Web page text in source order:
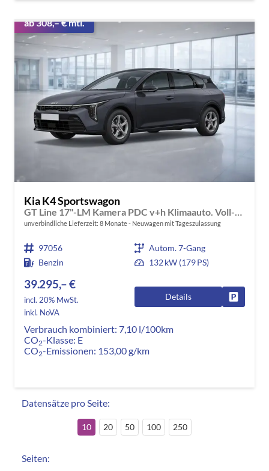
ab 308,– € mtl.
Kia K4 Sportswagon
unverbindliche Lieferzeit: 8 Monate Neuwagen mit Tageszulassung
97056
Autom. 7-Gang
Benzin
132 kW (179 PS)
39.295,– €
incl. 20% MwSt.
inkl. NoVA
Details
Verbrauch kombiniert: 7,10 l/100km
CO2-Klasse: E
CO2-Emissionen: 153,00 g/km
Datensätze pro Seite:
10 20 50 100 250
Seiten: